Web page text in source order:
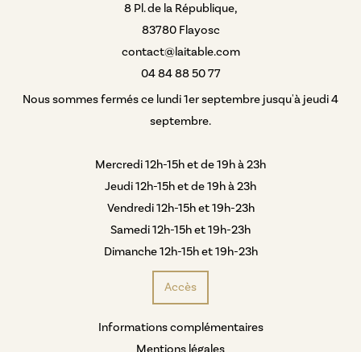
8 Pl. de la République,
83780 Flayosc
contact@laitable.com
04 84 88 50 77
Nous sommes fermés ce lundi 1er septembre jusqu'à jeudi 4
septembre.
Mercredi 12h-15h et de 19h à 23h
Jeudi 12h-15h et de 19h à 23h
Vendredi 12h-15h et 19h-23h
Samedi 12h-15h et 19h-23h
Dimanche 12h-15h et 19h-23h
Accès
Informations complémentaires